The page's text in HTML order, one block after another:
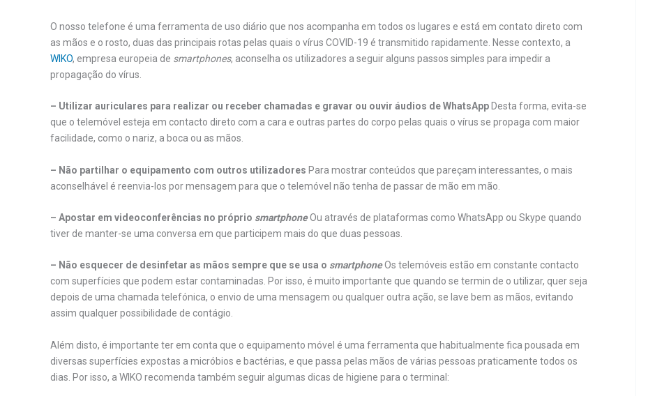
O nosso telefone é uma ferramenta de uso diário que nos acompanha em todos os lugares e está em contato direto com
as mãos e o rosto, duas das principais rotas pelas quais o vírus COVID-19 é transmitido rapidamente. Nesse contexto, a
WIKO, empresa europeia de smartphones, aconselha os utilizadores a seguir alguns passos simples para impedir a
propagação do vírus.
– Utilizar auriculares para realizar ou receber chamadas e gravar ou ouvir áudios de WhatsApp Desta forma, evita-se
que o telemóvel esteja em contacto direto com a cara e outras partes do corpo pelas quais o vírus se propaga com maior
facilidade, como o nariz, a boca ou as mãos.
– Não partilhar o equipamento com outros utilizadores Para mostrar conteúdos que pareçam interessantes, o mais
aconselhável é reenvia-los por mensagem para que o telemóvel não tenha de passar de mão em mão.
– Apostar em videoconferências no próprio smartphoneOu através de plataformas como WhatsApp ou Skype quando
tiver de manter-se uma conversa em que participem mais do que duas pessoas.
– Não esquecer de desinfetar as mãos sempre que se usa o smartphoneOs telemóveis estão em constante contacto
com superfícies que podem estar contaminadas. Por isso, é muito importante que quando se termin de o utilizar, quer seja
depois de uma chamada telefónica, o envio de uma mensagem ou qualquer outra ação, se lave bem as mãos, evitando
assim qualquer possibilidade de contágio.
Além disto, é importante ter em conta que o equipamento móvel é uma ferramenta que habitualmente fica pousada em
diversas superfícies expostas a micróbios e bactérias, e que passa pelas mãos de várias pessoas praticamente todos os
dias. Por isso, a WIKO recomenda também seguir algumas dicas de higiene para o terminal: